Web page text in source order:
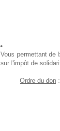
Vous permettant de
sur l'impôt de
Ordre du don :